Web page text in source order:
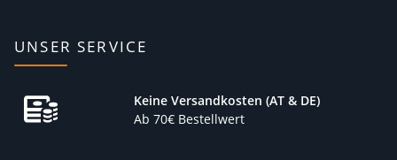
UNSER SERVICE
Keine Versandkosten (AT & DE)
Ab 70€ Bestellwert